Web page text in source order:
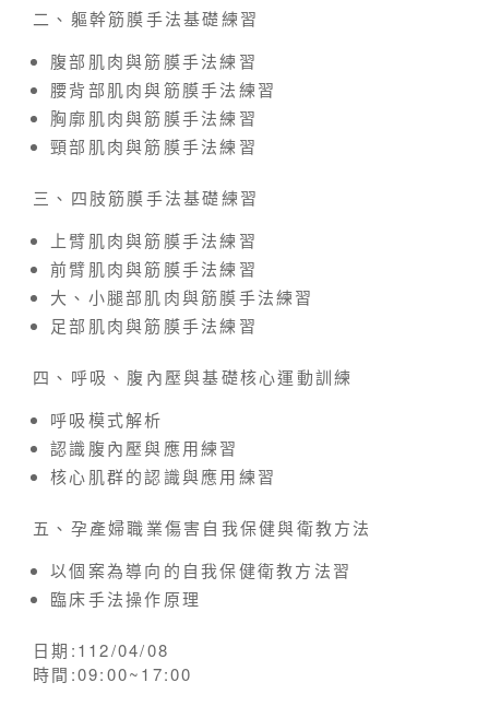
二、軀幹筋膜手法基礎練習
腹部肌肉與筋膜手法練習
腰背部肌肉與筋膜手法練習
胸廓肌肉與筋膜手法練習
頸部肌肉與筋膜手法練習
三、四肢筋膜手法基礎練習
上臂肌肉與筋膜手法練習
前臂肌肉與筋膜手法練習
大、小腿部肌肉與筋膜手法練習
足部肌肉與筋膜手法練習
四、呼吸、腹內壓與基礎核心運動訓練
呼吸模式解析
認識腹內壓與應用練習
核心肌群的認識與應用練習
五、孕產婦職業傷害自我保健與衛教方法
以個案為導向的自我保健衛教方法習
臨床手法操作原理
日期:112/04/08
時間:09:00~17:00